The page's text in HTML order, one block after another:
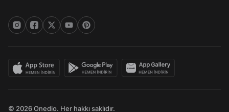
© 2026 Onedio. Her hakkı saklıdır.